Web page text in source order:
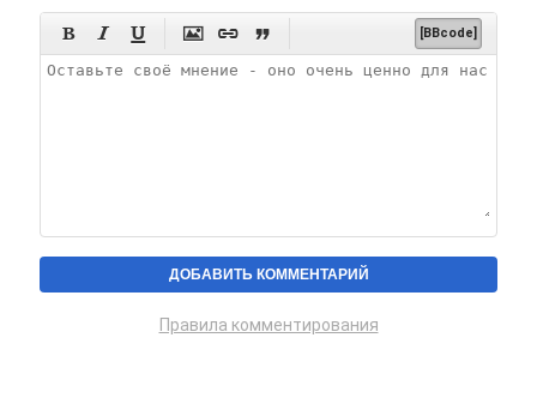
      [BBcode]
Правила комментирования